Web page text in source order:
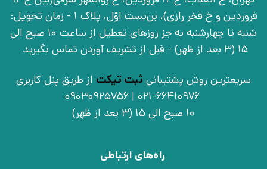
فروردین و خ فخر رازی)، بن‌بست اوّل، پلاک 1 - زمان تحویل:
شنبه تا چهارشنبه به جز روزهای تعطیل از ساعت 10 صبح الی
15 (3 بعد از ظهر) - قبل از تشریف آوردن تماس بگیرید
سریعترین روش پشتیبانی ثبت تیکت از طریق پنل کاربری
021-66410976 | 09030925756
10 صبح الی 15 (3 بعد از ظهر)
راه‌های ارتباطی